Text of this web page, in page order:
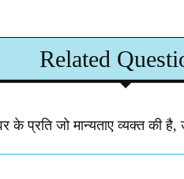
Related
के प्रति जो मान्यताए व्यक्त की है,